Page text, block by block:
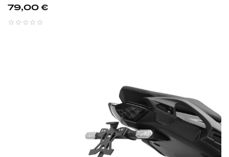
Prix
79,00 €